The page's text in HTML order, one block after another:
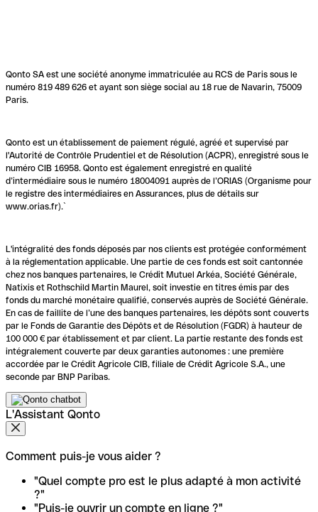
Qonto SA est une société anonyme immatriculée au RCS de Paris sous le
numéro 819 489 626 et ayant son siège social au 18 rue de Navarin, 75009
Paris.
Qonto est un établissement de paiement régulé, agréé et supervisé par
l'Autorité de Contrôle Prudentiel et de Résolution (ACPR), enregistré sous le
numéro CIB 16958. Qonto est également enregistré en qualité
d’intermédiaire sous le numéro 18004091 auprès de l’ORIAS (Organisme pour
le registre des intermédiaires en Assurances, plus de détails sur
www.orias.fr).`
L'intégralité des fonds déposés par nos clients est protégée conformément
à la réglementation applicable. Une partie de ces fonds est soit cantonnée
chez nos banques partenaires, le Crédit Mutuel Arkéa, Société Générale,
Natixis et Rothschild Martin Maurel, soit investie en titres émis par des
fonds du marché monétaire qualifié, conservés auprès de Société Générale.
En cas de faillite de l’une des banques partenaires, les dépôts sont couverts
par le Fonds de Garantie des Dépôts et de Résolution (FGDR) à hauteur de
100 000 € par établissement et par client. La partie restante des fonds est
intégralement couverte par deux garanties autonomes : une première
accordée par le Crédit Agricole CIB, filiale de Crédit Agricole S.A., une
seconde par BNP Paribas.
L'Assistant Qonto
Comment puis-je vous aider ?
"Quel compte pro est le plus adapté à mon activité
?"
"Puis-je ouvrir un compte en ligne ?"